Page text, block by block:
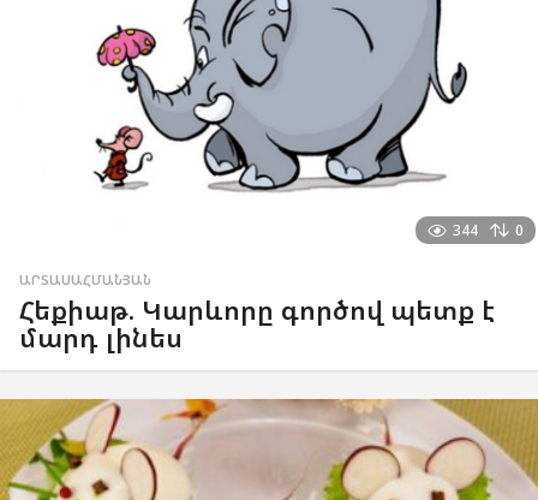
344 0
ԱՐՏԱՍԱՀՄԱՆՅԱՆ
Հեքիաթ. Կարևորը գործով պետք է
մարդ լինես